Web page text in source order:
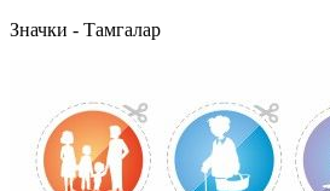
Значки - Тамгалар